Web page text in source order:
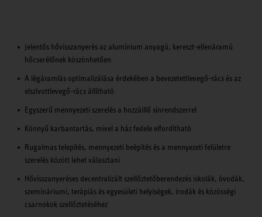
Jelentős hővisszanyerés az alumínium anyagú, kereszt-ellenáramú
hőcserélőnek köszönhetően
A légáramlás optimalizálása érdekében a bevezetettlevegő-rács és az
elszívottlevegő-rács állítható
Egyszerű mennyezeti szerelés a hozzáillő sínrendszerrel
Könnyű karbantartás, mivel a ház fedele elfordítható
Rugalmas telepítés, mennyezeti beépítés és a mennyezeti felületre
szerelés között lehet választani
Hővisszanyeréses decentralizált szellőztetőberendezés iskolák, óvodák,
szemináriumi, terápiás és egyesületi helyiségek, irodák és közösségi
csarnokok szellőztetéséhez